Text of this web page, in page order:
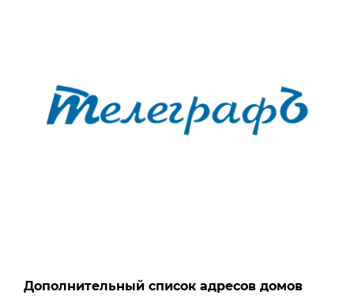
Дополнительный список адресов домов